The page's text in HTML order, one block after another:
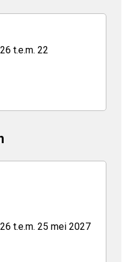
t.e.m. 22
t.e.m. 25 mei 2027